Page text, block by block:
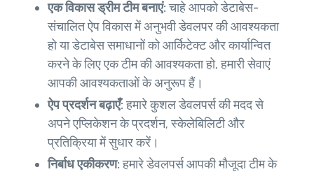
एक विकास ड्रीम टीम बनाएं:चाहे आपको डेटाबेस-
संचालित ऐप विकास में अनुभवी डेवलपर की आवश्यकता
हो या डेटाबेस समाधानों को आर्किटेक्ट और कार्यान्वित
करने के लिए एक टीम की आवश्यकता हो, हमारी सेवाएं
आपकी आवश्यकताओं के अनुरूप हैं।
ऐप प्रदर्शन बढ़ाएँ:हमारे कुशल डेवलपर्स की मदद से
अपने एप्लिकेशन के प्रदर्शन, स्केलेबिलिटी और
प्रतिक्रिया में सुधार करें।
निर्बाध एकीकरण:हमारे डेवलपर्स आपकी मौजूदा टीम के